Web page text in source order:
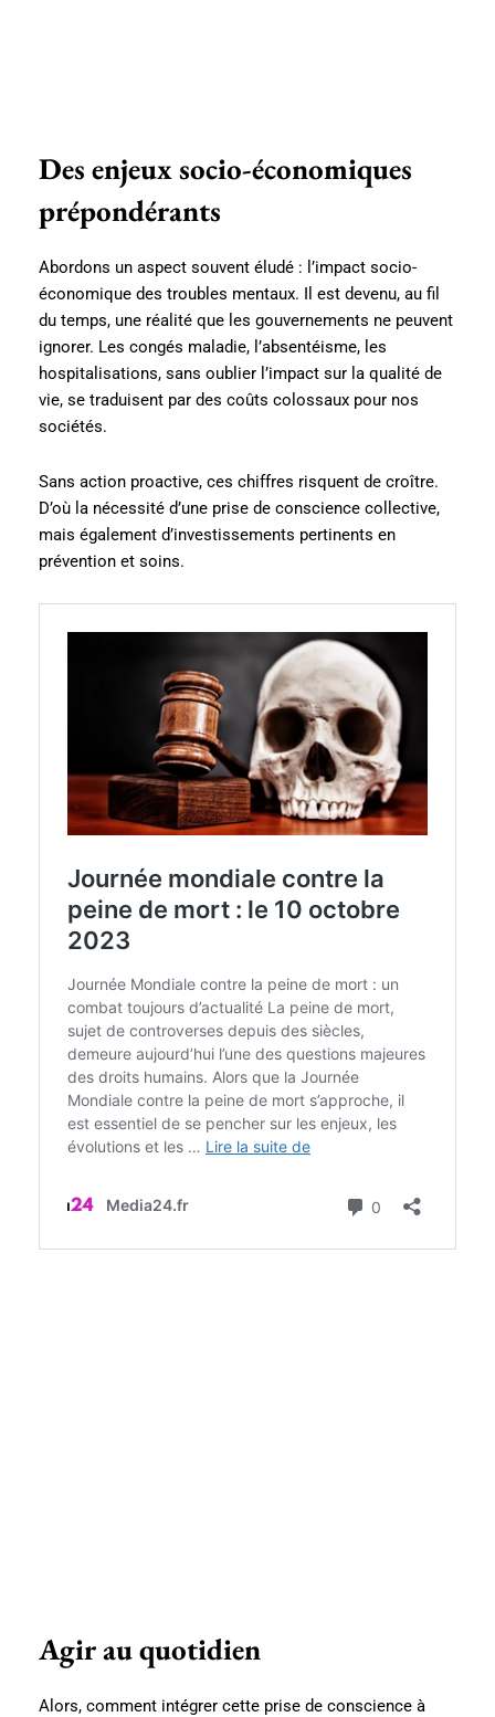
Des enjeux socio-économiques
prépondérants
Abordons un aspect souvent éludé : l’impact socio-
économique des troubles mentaux. Il est devenu, au fil
du temps, une réalité que les gouvernements ne peuvent
ignorer. Les congés maladie, l’absentéisme, les
hospitalisations, sans oublier l’impact sur la qualité de
vie, se traduisent par des coûts colossaux pour nos
sociétés.
Sans action proactive, ces chiffres risquent de croître.
D’où la nécessité d’une prise de conscience collective,
mais également d’investissements pertinents en
prévention et soins.
Agir au quotidien
Alors, comment intégrer cette prise de conscience à